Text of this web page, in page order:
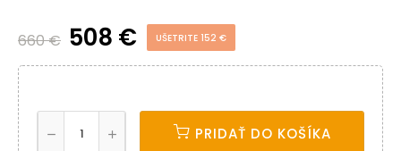
660 € 508 € UŠETRITE 152 €
PRIDAŤ DO KOŠÍKA